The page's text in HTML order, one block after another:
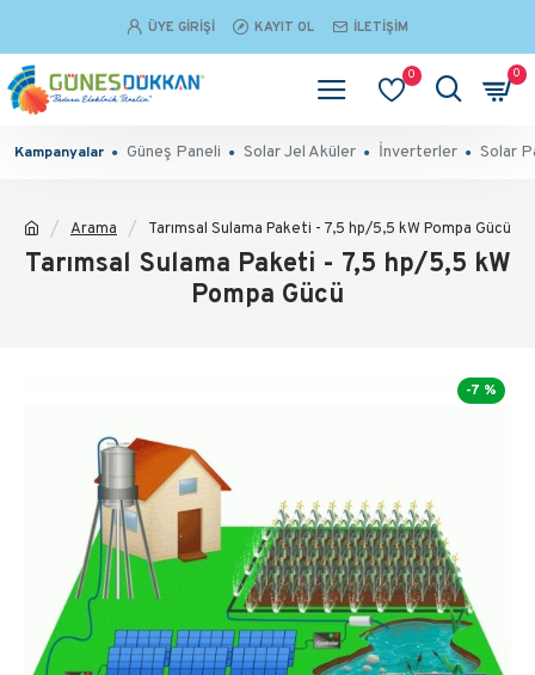
ÜYE GIRIŞI KAYIT OL İLETIŞIM
0 0
Kampanyalar Güneş Paneli Solar Jel Aküler İnverterler Solar
Arama Tarımsal Sulama Paketi - 7,5 hp/5,5 kW Pompa Gücü
Tarımsal Sulama Paketi - 7,5 hp/5,5 kW
Pompa Gücü
-7 %